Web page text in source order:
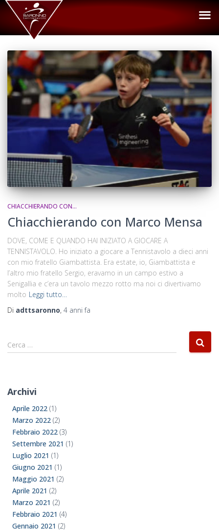
CHIACCHIERANDO CON...
Chiacchierando con Marco Mensa
DOVE, COME E QUANDO HAI INIZIATO A GIOCARE A
TENNISTAVOLO. Ho iniziato a giocare a Tennistavolo a dieci anni
con mio fratello Giambattista. Era estate, io, Giambattista e
l’altro mio fratello Sergio, eravamo in un campo estivo a
Senigallia e c’era un tavolo mezzo rotto ma noi ci divertivamo
molto Leggi tutto…
Di adttsaronno, 4 anni fa
Cerca …
Archivi
Aprile 2022 (1)
Marzo 2022 (2)
Febbraio 2022 (3)
Settembre 2021 (1)
Luglio 2021 (1)
Giugno 2021 (1)
Maggio 2021 (2)
Aprile 2021 (2)
Marzo 2021 (2)
Febbraio 2021 (4)
Gennaio 2021 (2)